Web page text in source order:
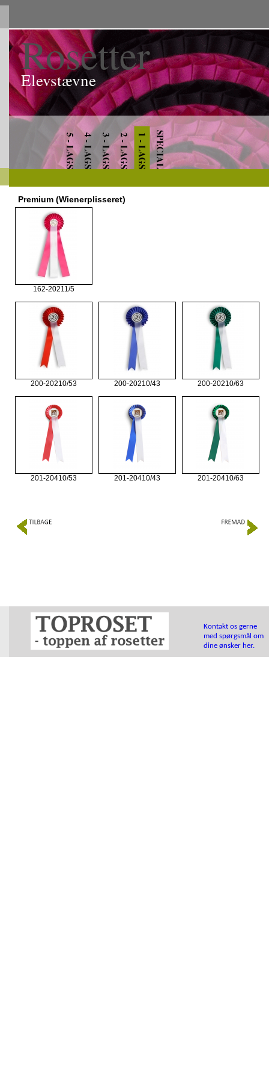
Rosetter
Elevstævne
SPECIAL
1 - LAGS
2 - LAGS
3 - LAGS
4 - LAGS
5 - LAGS
Premium (Wienerplisseret)
162-20211/5
200-20210/53 200-20210/43 200-20210/63
201-20410/53 201-20410/43 201-20410/63
Kontakt os gerne
med spørgsmål om
dine ønsker her.